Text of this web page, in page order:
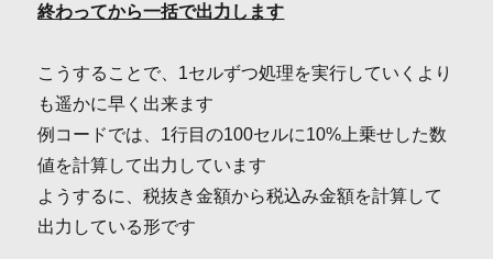
終わってから一括で出力します
こうすることで、1セルずつ処理を実行していくより
も遥かに早く出来ます
例コードでは、1行目の100セルに10%上乗せした数
値を計算して出力しています
ようするに、税抜き金額から税込み金額を計算して
出力している形です